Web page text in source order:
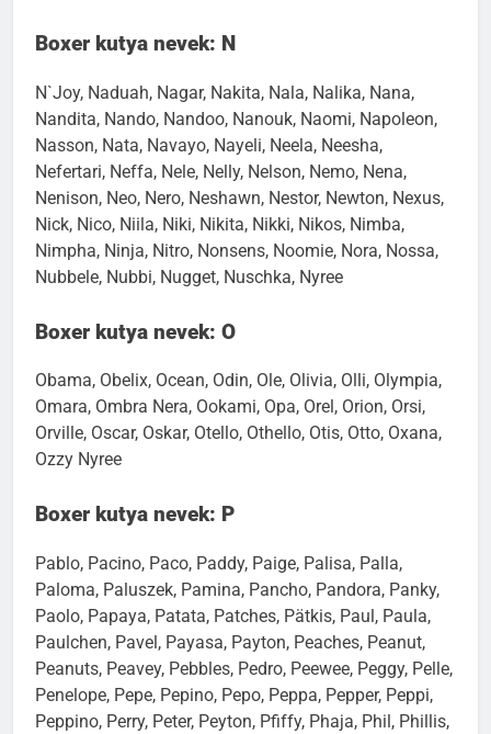
Boxer kutya nevek: N
N`Joy, Naduah, Nagar, Nakita, Nala, Nalika, Nana,
Nandita, Nando, Nandoo, Nanouk, Naomi, Napoleon,
Nasson, Nata, Navayo, Nayeli, Neela, Neesha,
Nefertari, Neffa, Nele, Nelly, Nelson, Nemo, Nena,
Nenison, Neo, Nero, Neshawn, Nestor, Newton, Nexus,
Nick, Nico, Niila, Niki, Nikita, Nikki, Nikos, Nimba,
Nimpha, Ninja, Nitro, Nonsens, Noomie, Nora, Nossa,
Nubbele, Nubbi, Nugget, Nuschka, Nyree
Boxer kutya nevek: O
Obama, Obelix, Ocean, Odin, Ole, Olivia, Olli, Olympia,
Omara, Ombra Nera, Ookami, Opa, Orel, Orion, Orsi,
Orville, Oscar, Oskar, Otello, Othello, Otis, Otto, Oxana,
Ozzy Nyree
Boxer kutya nevek: P
Pablo, Pacino, Paco, Paddy, Paige, Palisa, Palla,
Paloma, Paluszek, Pamina, Pancho, Pandora, Panky,
Paolo, Papaya, Patata, Patches, Pätkis, Paul, Paula,
Paulchen, Pavel, Payasa, Payton, Peaches, Peanut,
Peanuts, Peavey, Pebbles, Pedro, Peewee, Peggy, Pelle,
Penelope, Pepe, Pepino, Pepo, Peppa, Pepper, Peppi,
Peppino, Perry, Peter, Peyton, Pfiffy, Phaja, Phil, Phillis,